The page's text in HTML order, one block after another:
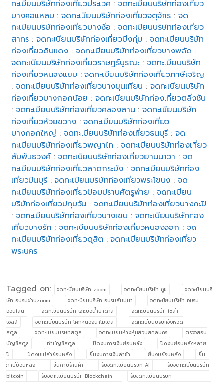
ทะเบียนบริษัทท่องเที่ยวประเวศ :จดทะเบียนบริษัทท่องเที่ยว
บางคอแหลม :จดทะเบียนบริษัทท่องเที่ยวจตุจักร :จด
ทะเบียนบริษัทท่องเที่ยวบางซื่อ :จดทะเบียนบริษัทท่องเที่ยว
สาทร :จดทะเบียนบริษัทท่องเที่ยวบึงกุ่ม :จดทะเบียนบริษัท
ท่องเที่ยวดินแดง :จดทะเบียนบริษัทท่องเที่ยวบางพลัด :
จดทะเบียนบริษัทท่องเที่ยวราษฎร์บูรณะ :จดทะเบียนบริษัท
ท่องเที่ยวหนองแขม :จดทะเบียนบริษัทท่องเที่ยวภาษีเจริญ
:จดทะเบียนบริษัทท่องเที่ยวบางขุนเทียน :จดทะเบียนบริษัท
ท่องเที่ยวบางกอกน้อย :จดทะเบียนบริษัทท่องเที่ยวตลิ่งชัน
:จดทะเบียนบริษัทท่องเที่ยวคลองสาน :จดทะเบียนบริษัท
ท่องเที่ยวห้วยขวาง :จดทะเบียนบริษัทท่องเที่ยว
บางกอกใหญ่ :จดทะเบียนบริษัทท่องเที่ยวธนบุรี :จด
ทะเบียนบริษัทท่องเที่ยวพญาไท :จดทะเบียนบริษัทท่องเที่ยว
สัมพันธวงศ์ :จดทะเบียนบริษัทท่องเที่ยวยานนาวา :จด
ทะเบียนบริษัทท่องเที่ยวลาดกระบัง :จดทะเบียนบริษัทท่อง
เที่ยวมีนบุรี :จดทะเบียนบริษัทท่องเที่ยวพระโขนง :จด
ทะเบียนบริษัทท่องเที่ยวป้อมปราบศัตรูพ่าย :จดทะเบียน
บริษัทท่องเที่ยวปทุมวัน :จดทะเบียนบริษัทท่องเที่ยวบางกะปิ
:จดทะเบียนบริษัทท่องเที่ยวบางเขน :จดทะเบียนบริษัทท่อง
เที่ยวบางรัก :จดทะเบียนบริษัทท่องเที่ยวหนองจอก :จด
ทะเบียนบริษัทท่องเที่ยวดุสิต :จดทะเบียนบริษัทท่องเที่ยว
พระนคร
Tagged on: จดทะบียนบริษัท zoom จดทะบียนบริษัท ซูม
จดทะบียนบริ
ษัท อบรมผ่านzoom
จดทะบียนบริษัท อบรมสัมมนา
จดทะบียนบริษัท อบรม
ออนไลน์
จดทะบียนบริษัท เจาะบ่อน้ำบาดาล
จดทะบียนบริษัท โซล่า
เซลล์
จดทะเบียนบริษัท โคกหนองนาโมเดล
จดทะเบียนบริษัทจังหวัด
สตูล
จดทะเบียนบริษัทสตูล จดทะเบียนห้างหุ้นส่วนสกลนคร
ตรวจสอบ
บัญชีสตูล
ทำบัญชีสตูล ปิดงบการเงินย้อนหลัง
ปิดงบย้อนหลังหลาย
ปี
ปิดงบเปล่าย้อนหลัง ยื่นงบการเงินล่าช้า ยื่นงบย้อนหลัง
ยื่น
ภาษีย้อนหลัง
ยื่นภาษีร้านค้า รับจดทะเบียนบริษัท AI
รับจดทะเบียนบริษัท
bitcoin
รับจดทะเบียนบริษัท Blockchain
รับจดทะเบียนบริษัท